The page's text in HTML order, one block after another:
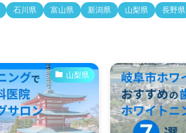
石川県 富山県 新潟県 山梨県 長野県
山梨県